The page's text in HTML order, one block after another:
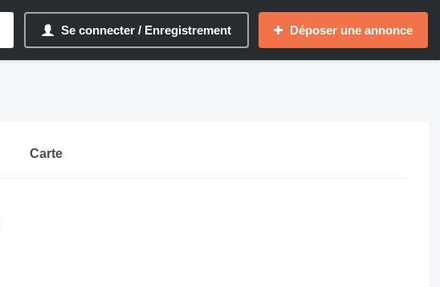
Se connecter / Enregistrement Déposer une annonce
Carte